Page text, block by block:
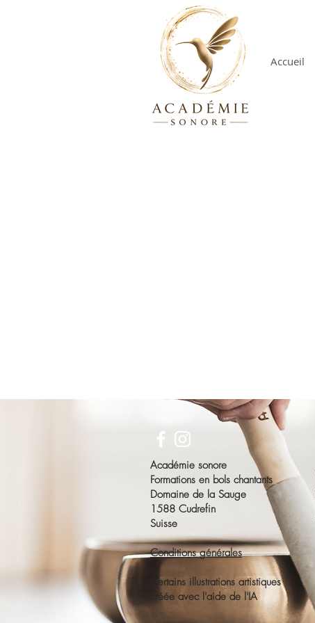
Accueil
Académie sonore
Formations en bols chantants
Domaine de la Sauge
1588 Cudrefin
Suisse
Conditions générales
Certains illustrations artistiques
créée avec l'aide de l'IA